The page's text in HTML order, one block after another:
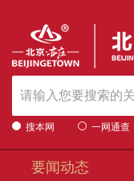
搜本网 一网通查
要闻动态